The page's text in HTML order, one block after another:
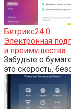
Битрикс24 0
Электронная
и преимущества
Забудьте о
это скорость,